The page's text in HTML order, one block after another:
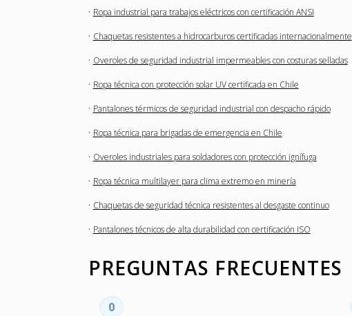
· Ropa industrial para trabajos eléctricos con certificación ANSI
· Chaquetas resistentes a hidrocarburos certificadas internacionalmente
· Overoles de seguridad industrial impermeables con costuras selladas
· Ropa técnica con protección solar UV certificada en Chile
· Pantalones térmicos de seguridad industrial con despacho rápido
· Ropa técnica para brigadas de emergencia en Chile
· Overoles industriales para soldadores con protección ignífuga
· Ropa técnica multilayer para clima extremo en minería
· Chaquetas de seguridad técnica resistentes al desgaste continuo
· Pantalones técnicos de alta durabilidad con certificación ISO
PREGUNTAS FRECUENTES
0